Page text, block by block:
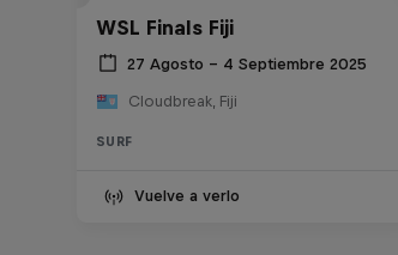
WSL Finals Fiji
27 Agosto – 4 Septiembre 2025
Cloudbreak, Fiji
SURF
Vuelve a verlo